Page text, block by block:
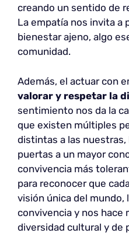
creando un sentido de
La empatía nos invita a
bienestar ajeno, algo
comunidad.
Además, el actuar con
valorar y respetar la
sentimiento nos da la
que existen múltiples
distintas a las nuestras,
puertas a un mayor
convivencia más
para reconocer que
visión única del mundo,
convivencia y nos hace
diversidad cultural y de